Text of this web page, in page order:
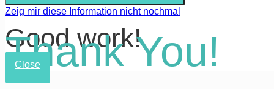
Zeig mir diese Information nicht nochmal
Good work!
Thank You!
Close